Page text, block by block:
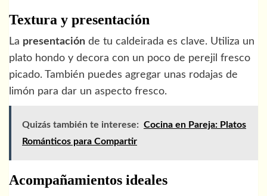
Textura y presentación
La presentación de tu caldeirada es clave. Utiliza un
plato hondo y decora con un poco de perejil fresco
picado. También puedes agregar unas rodajas de
limón para dar un aspecto fresco.
Quizás también te interese: Cocina en Pareja: Platos
Románticos para Compartir
Acompañamientos ideales